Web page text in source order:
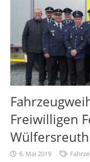
Freiwilligen
Wülfersreuth
6. Mai 2019